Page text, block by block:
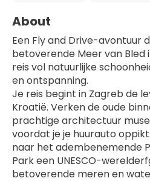
About
Een Fly and Drive-avontuur
betoverende Meer van Bled
reis vol natuurlijke
en ontspanning.
Je reis begint in Zagreb de
Kroatië. Verken de oude
prachtige architectuur
voordat je je huurauto
naar het adembenemende
Park een UNESCO-
betoverende meren en